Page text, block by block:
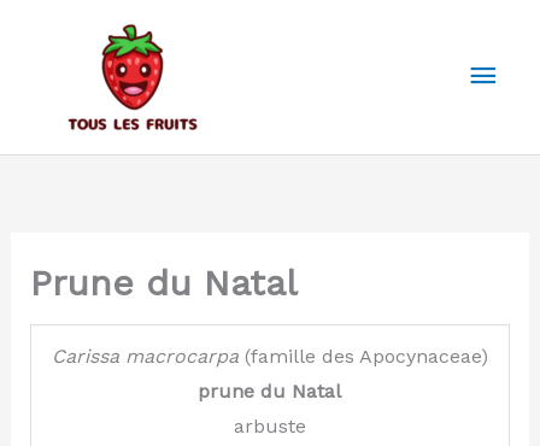
Prune du Natal
Carissa macrocarpa(famille des Apocynaceae)
prune du Natal
arbuste